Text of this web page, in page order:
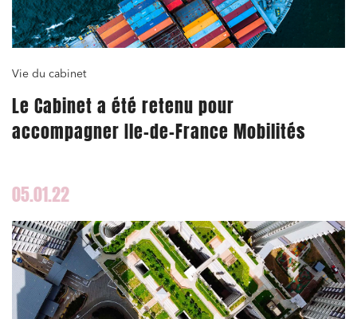
Vie du cabinet
Le Cabinet a été retenu pour
accompagner Ile-de-France Mobilités
05.01.22